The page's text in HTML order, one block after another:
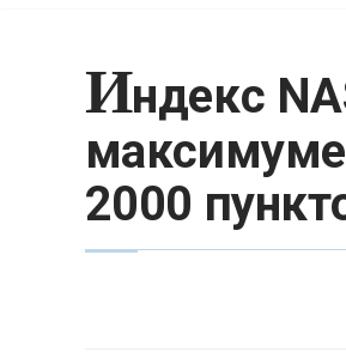
Индекс
2000